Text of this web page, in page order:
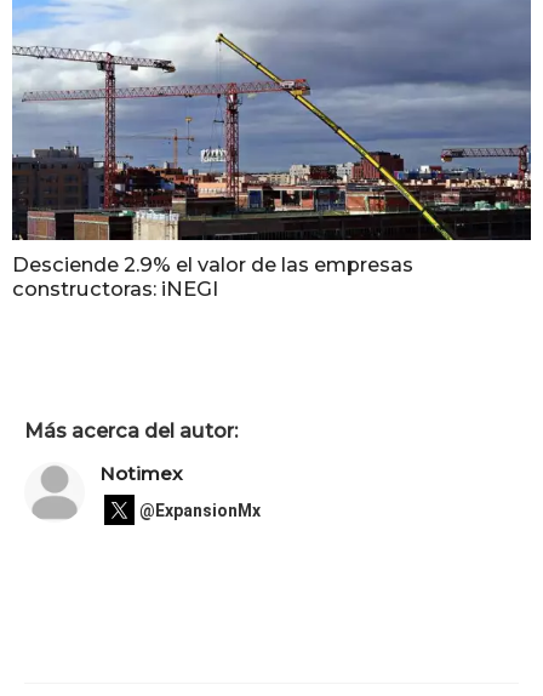
Desciende 2.9% el valor de las empresas
constructoras: iNEGI
Más acerca del autor:
Notimex
@ExpansionMx